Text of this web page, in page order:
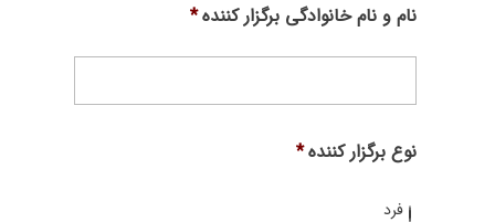
نام و نام خانوادگی برگزار کننده*
نوع برگزار کننده*
فرد